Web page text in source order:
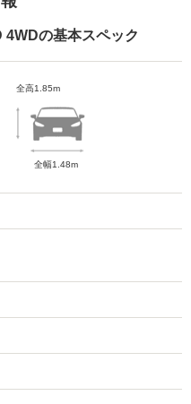
4WDの基本スペック
全高1.85m
全幅1.48m